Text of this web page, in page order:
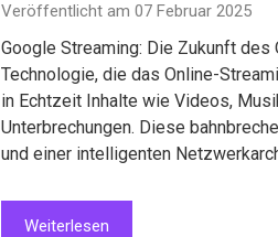
Veröffentlicht am 07 Februar 2025
Google Streaming: Die Zukunft
Technologie, die das Online-
in Echtzeit Inhalte wie Videos,
Unterbrechungen. Diese
und einer intelligenten
Weiterlesen